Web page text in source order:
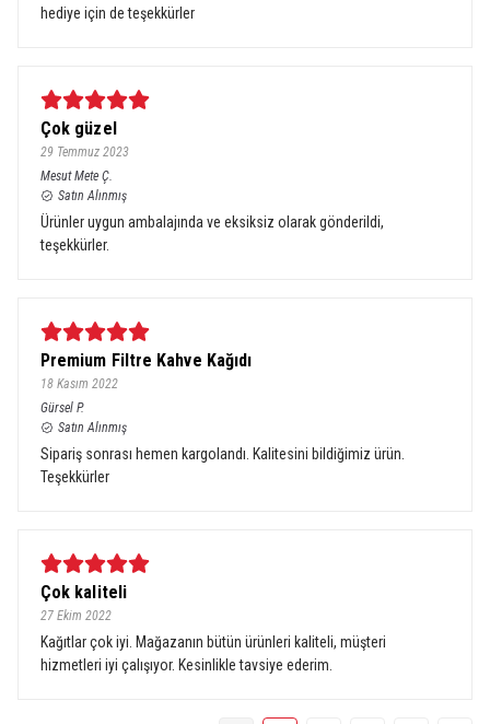
hediye için de teşekkürler
Çok güzel
29 Temmuz 2023
Mesut Mete Ç.
Satın Alınmış
Ürünler uygun ambalajında ve eksiksiz olarak gönderildi,
teşekkürler.
Premium Filtre Kahve Kağıdı
18 Kasım 2022
Gürsel P.
Satın Alınmış
Sipariş sonrası hemen kargolandı. Kalitesini bildiğimiz ürün.
Teşekkürler
Çok kaliteli
27 Ekim 2022
Kağıtlar çok iyi. Mağazanın bütün ürünleri kaliteli, müşteri
hizmetleri iyi çalışıyor. Kesinlikle tavsiye ederim.